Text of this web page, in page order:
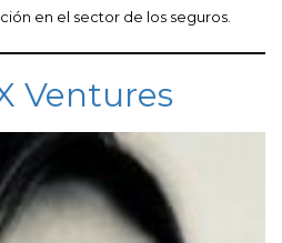
en el sector de los seguros.
Ventures